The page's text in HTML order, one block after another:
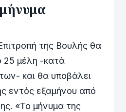
της Βουλής θα
25 μέλη -κατά
και θα υποβάλει
εντός εξαμήνου από
«Το μήνυμα της